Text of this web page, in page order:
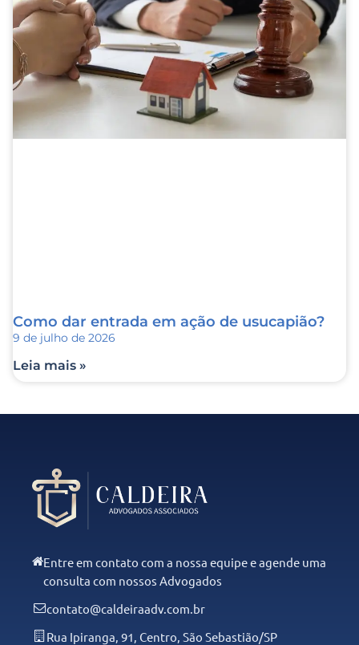
Como dar entrada em ação de usucapião?
9 de julho de 2026
Leia mais »
Entre em contato com a nossa equipe e agende uma
consulta com nossos Advogados
contato@caldeiraadv.com.br
Rua Ipiranga, 91, Centro, São Sebastião/SP